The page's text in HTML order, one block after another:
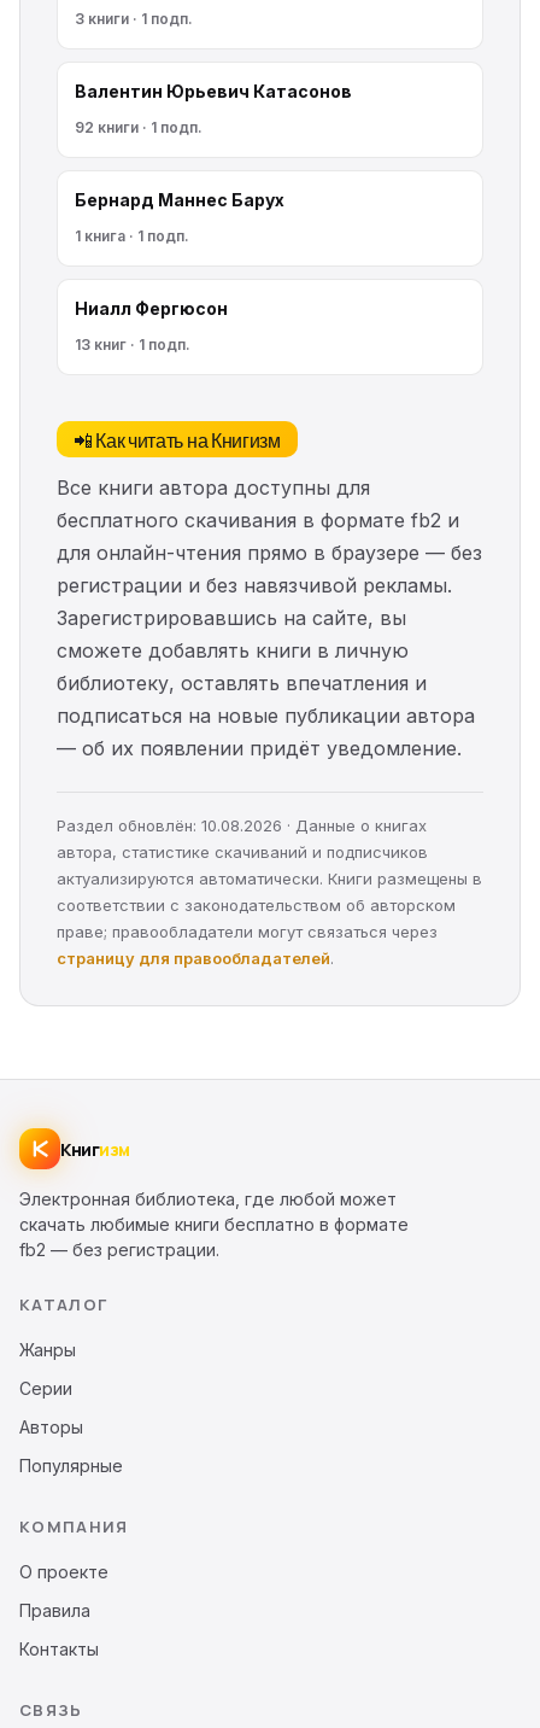
3 книги · 1 подп.
Валентин Юрьевич Катасонов
92 книги · 1 подп.
Бернард Маннес Барух
1 книга · 1 подп.
Ниалл Фергюсон
13 книг · 1 подп.
📲 Как читать на Книгизм
Все книги автора доступны для
бесплатного скачивания в формате fb2 и
для онлайн-чтения прямо в браузере — без
регистрации и без навязчивой рекламы.
Зарегистрировавшись на сайте, вы
сможете добавлять книги в личную
библиотеку, оставлять впечатления и
подписаться на новые публикации автора
— об их появлении придёт уведомление.
Раздел обновлён: 10.08.2026 · Данные о книгах
автора, статистике скачиваний и подписчиков
актуализируются автоматически. Книги размещены в
соответствии с законодательством об авторском
праве; правообладатели могут связаться через
страницу для правообладателей.
Книгизм
Электронная библиотека, где любой может
скачать любимые книги бесплатно в формате
fb2 — без регистрации.
КАТАЛОГ
Жанры
Серии
Авторы
Популярные
КОМПАНИЯ
О проекте
Правила
Контакты
СВЯЗЬ